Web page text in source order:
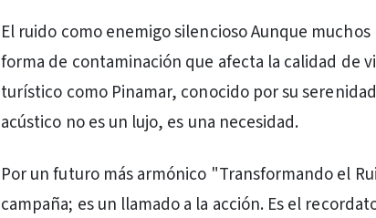
El ruido como enemigo silencioso Aunque
forma de contaminación que afecta la calidad de
turístico como Pinamar, conocido por su
acústico no es un lujo, es una necesidad.
Por un futuro más armónico "Transformando el
campaña; es un llamado a la acción. Es el